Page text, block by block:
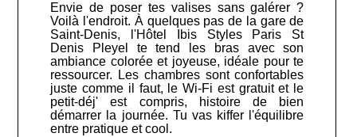
Envie de poser tes valises sans galérer ?
Voilà l'endroit. À quelques pas de la gare de
Saint-Denis, l'Hôtel Ibis Styles Paris St
Denis Pleyel te tend les bras avec son
ambiance colorée et joyeuse, idéale pour te
ressourcer. Les chambres sont confortables
juste comme il faut, le Wi-Fi est gratuit et le
petit-déj' est compris, histoire de bien
démarrer la journée. Tu vas kiffer l'équilibre
entre pratique et cool.